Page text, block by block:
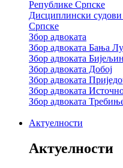
Републике Српске
Дисциплински
Српске
Збор адвоката
Збор адвоката Бања
Збор адвоката
Збор адвоката Добој
Збор адвоката
Збор адвоката
Збор адвоката
Актуелности
Актуелности